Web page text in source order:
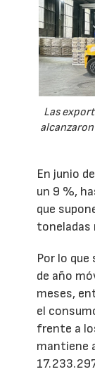
Las
En junio
un 9 %,
que
toneladas
Por lo
de año
meses,
el
frente a
mantiene